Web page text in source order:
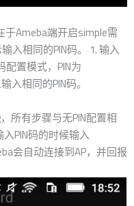
于Ameba端开启simple需
入相同的PIN码。 1. 输入
配置模式，PIN为
入相同的PIN码。
所有步骤与无PIN配置相
PIN码的时候输入
会自动连接到AP，并回报